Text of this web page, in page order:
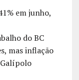
em junho,
do BC
mas inflação